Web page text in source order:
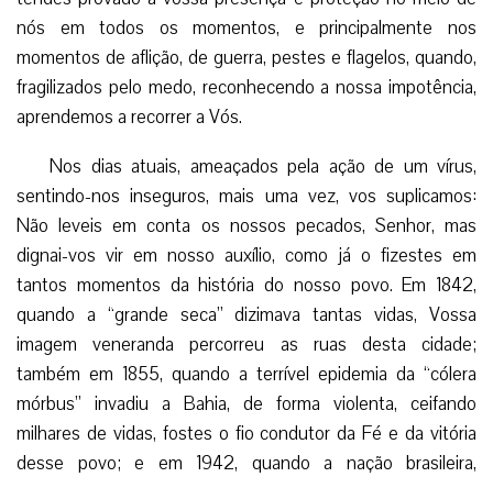
nós em todos os momentos, e principalmente nos
momentos de aflição, de guerra, pestes e flagelos, quando,
fragilizados pelo medo, reconhecendo a nossa impotência,
aprendemos a recorrer a Vós.
Nos dias atuais, ameaçados pela ação de um vírus,
sentindo-nos inseguros, mais uma vez, vos suplicamos:
Não leveis em conta os nossos pecados, Senhor, mas
dignai-vos vir em nosso auxílio, como já o fizestes em
tantos momentos da história do nosso povo. Em 1842,
quando a “grande seca” dizimava tantas vidas, Vossa
imagem veneranda percorreu as ruas desta cidade;
também em 1855, quando a terrível epidemia da “cólera
mórbus” invadiu a Bahia, de forma violenta, ceifando
milhares de vidas, fostes o fio condutor da Fé e da vitória
desse povo; e em 1942, quando a nação brasileira,